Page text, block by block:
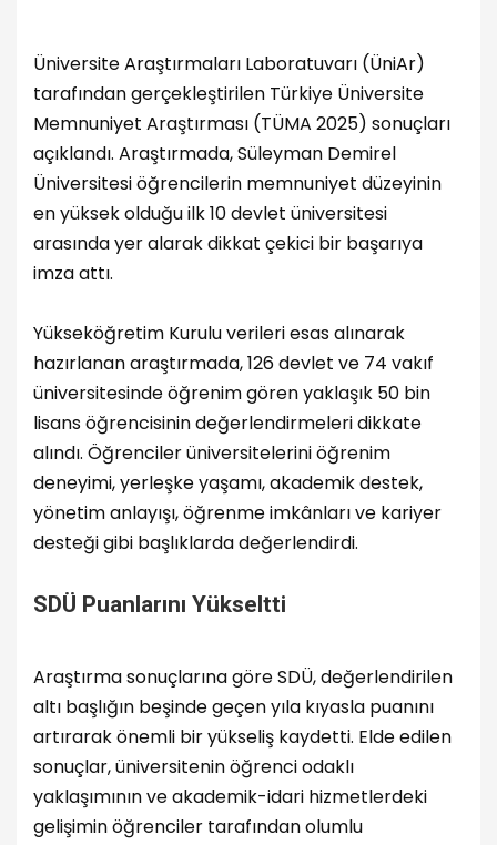
Üniversite Araştırmaları Laboratuvarı (ÜniAr)
tarafından gerçekleştirilen Türkiye Üniversite
Memnuniyet Araştırması (TÜMA 2025) sonuçları
açıklandı. Araştırmada, Süleyman Demirel
Üniversitesi öğrencilerin memnuniyet düzeyinin
en yüksek olduğu ilk 10 devlet üniversitesi
arasında yer alarak dikkat çekici bir başarıya
imza attı.
Yükseköğretim Kurulu verileri esas alınarak
hazırlanan araştırmada, 126 devlet ve 74 vakıf
üniversitesinde öğrenim gören yaklaşık 50 bin
lisans öğrencisinin değerlendirmeleri dikkate
alındı. Öğrenciler üniversitelerini öğrenim
deneyimi, yerleşke yaşamı, akademik destek,
yönetim anlayışı, öğrenme imkânları ve kariyer
desteği gibi başlıklarda değerlendirdi.
SDÜ Puanlarını Yükseltti
Araştırma sonuçlarına göre SDÜ, değerlendirilen
altı başlığın beşinde geçen yıla kıyasla puanını
artırarak önemli bir yükseliş kaydetti. Elde edilen
sonuçlar, üniversitenin öğrenci odaklı
yaklaşımının ve akademik-idari hizmetlerdeki
gelişimin öğrenciler tarafından olumlu